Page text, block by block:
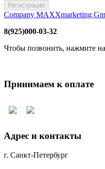
Company MAXXmarketing
8(925)000-03-32
Чтобы позвонить, нажмите
Принимаем к оплате
Адрес и контакты
г. Санкт-Петербург